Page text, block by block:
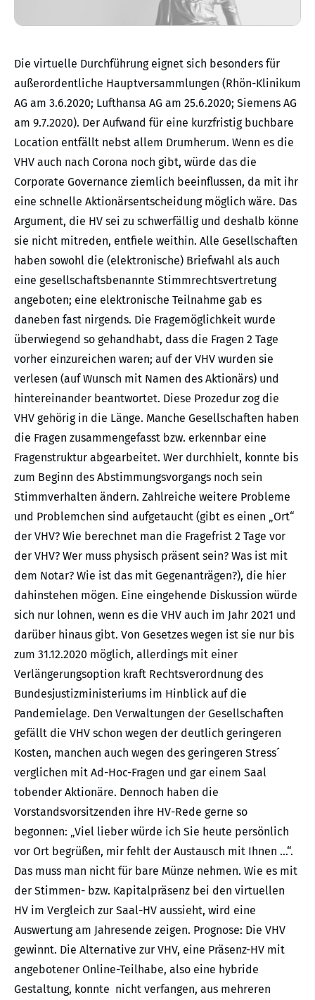
Die virtuelle Durchführung eignet sich besonders für
außerordentliche Hauptversammlungen (Rhön-Klinikum
AG am 3.6.2020; Lufthansa AG am 25.6.2020; Siemens AG
am 9.7.2020). Der Aufwand für eine kurzfristig buchbare
Location entfällt nebst allem Drumherum. Wenn es die
VHV auch nach Corona noch gibt, würde das die
Corporate Governance ziemlich beeinflussen, da mit ihr
eine schnelle Aktionärsentscheidung möglich wäre. Das
Argument, die HV sei zu schwerfällig und deshalb könne
sie nicht mitreden, entfiele weithin. Alle Gesellschaften
haben sowohl die (elektronische) Briefwahl als auch
eine gesellschaftsbenannte Stimmrechtsvertretung
angeboten; eine elektronische Teilnahme gab es
daneben fast nirgends. Die Fragemöglichkeit wurde
überwiegend so gehandhabt, dass die Fragen 2 Tage
vorher einzureichen waren; auf der VHV wurden sie
verlesen (auf Wunsch mit Namen des Aktionärs) und
hintereinander beantwortet. Diese Prozedur zog die
VHV gehörig in die Länge. Manche Gesellschaften haben
die Fragen zusammengefasst bzw. erkennbar eine
Fragenstruktur abgearbeitet. Wer durchhielt, konnte bis
zum Beginn des Abstimmungsvorgangs noch sein
Stimmverhalten ändern. Zahlreiche weitere Probleme
und Problemchen sind aufgetaucht (gibt es einen „Ort“
der VHV? Wie berechnet man die Fragefrist 2 Tage vor
der VHV? Wer muss physisch präsent sein? Was ist mit
dem Notar? Wie ist das mit Gegenanträgen?), die hier
dahinstehen mögen. Eine eingehende Diskussion würde
sich nur lohnen, wenn es die VHV auch im Jahr 2021 und
darüber hinaus gibt. Von Gesetzes wegen ist sie nur bis
zum 31.12.2020 möglich, allerdings mit einer
Verlängerungsoption kraft Rechtsverordnung des
Bundesjustizministeriums im Hinblick auf die
Pandemielage. Den Verwaltungen der Gesellschaften
gefällt die VHV schon wegen der deutlich geringeren
Kosten, manchen auch wegen des geringeren Stress´
verglichen mit Ad-Hoc-Fragen und gar einem Saal
tobender Aktionäre. Dennoch haben die
Vorstandsvorsitzenden ihre HV-Rede gerne so
begonnen: „Viel lieber würde ich Sie heute persönlich
vor Ort begrüßen, mir fehlt der Austausch mit Ihnen …“.
Das muss man nicht für bare Münze nehmen. Wie es mit
der Stimmen- bzw. Kapitalpräsenz bei den virtuellen
HV im Vergleich zur Saal-HV aussieht, wird eine
Auswertung am Jahresende zeigen. Prognose: Die VHV
gewinnt. Die Alternative zur VHV, eine Präsenz-HV mit
angebotener Online-Teilhabe, also eine hybride
Gestaltung, konnte nicht verfangen, aus mehreren